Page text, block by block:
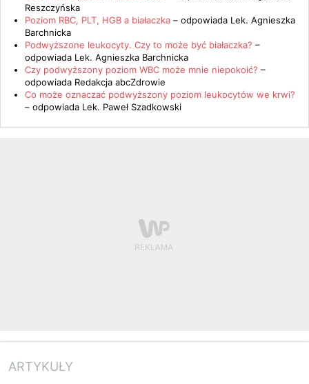
Reszczyńska
Poziom RBC, PLT, HGB a białaczka – odpowiada Lek. Agnieszka
Barchnicka
Podwyższone leukocyty. Czy to może być białaczka? –
odpowiada Lek. Agnieszka Barchnicka
Czy podwyższony poziom WBC może mnie niepokoić? –
odpowiada Redakcja abcZdrowie
Co może oznaczać podwyższony poziom leukocytów we krwi?
– odpowiada Lek. Paweł Szadkowski
ARTYKUŁY